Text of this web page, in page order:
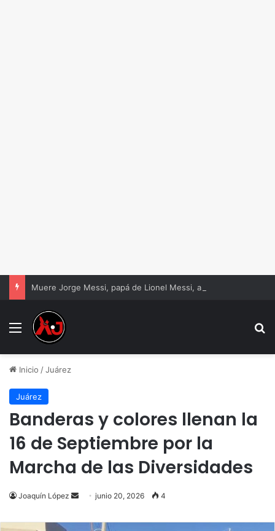
Muere Jorge Messi, papá de Lionel Messi, a los 68 años
Menu
Inicio /Juárez
Juárez
Banderas y colores llenan la
16 de Septiembre por la
Marcha de las Diversidades
Joaquín López
Send
email
junio 20, 2026 4